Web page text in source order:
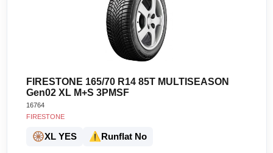
FIRESTONE 165/70 R14 85T MULTISEASON
Gen02 XL M+S 3PMSF
16764
FIRESTONE
🛞XL YES ⚠️Runflat No